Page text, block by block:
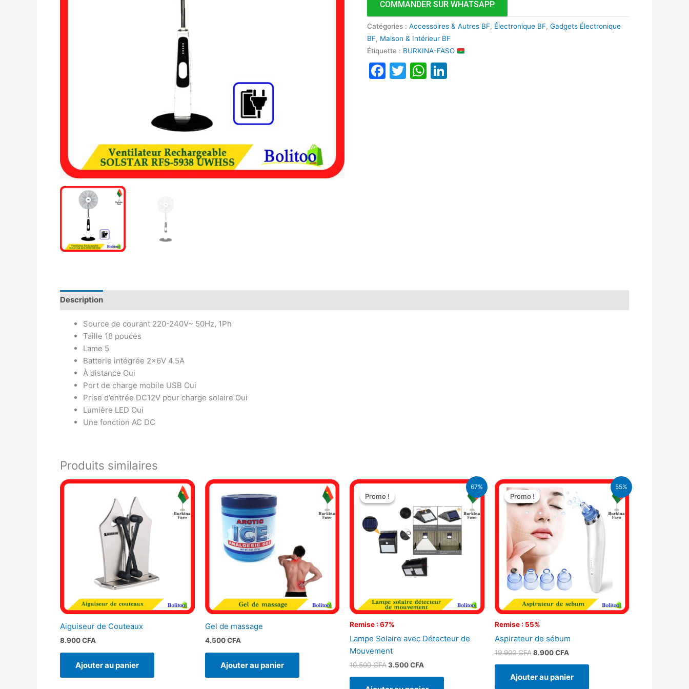
COMMANDER SUR WHATSAPP
Catégories :Accessoires & Autres BF, Électronique BF,Gadgets Électronique
BF, Maison & Intérieur BF
Étiquette : BURKINA-FASO
Facebook
TwitterWhatsApp
Description
Source de courant 220-240V~ 50Hz, 1Ph
Taille 18 pouces
Lame 5
Batterie intégrée 2x6V 4.5A
À distance Oui
Port de charge mobile USB Oui
Prise d’entrée DC12V pour charge solaire Oui
Lumière LED Oui
Une fonction AC DC
Produits similaires
Aiguiseur de Couteaux
8.900CFA
Ajouter au panier
Gel de massage
4.500CFA
Ajouter au panier
67%
Promo !
Remise : 67%
Promo !
Lampe Solaire avec Détecteur de
Mouvement
10.500CFA
Le
prix
initial
était :
10.500 CFA.
3.500CFA
Le
est :
3.500 CFA.
55%
Promo !
Remise : 55%
Promo !
Aspirateur de sébum
19.900CFA
Le
prix
initial
était :
19.900 CFA.
8.900CFA
Le
prix
actuel
est :
8.900 CFA.
Ajouter au panier